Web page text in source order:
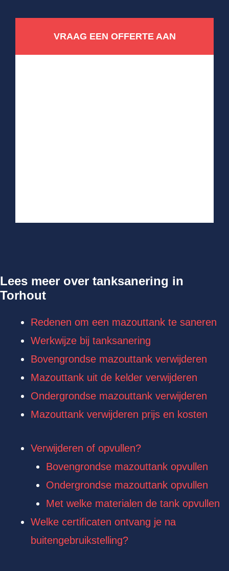
VRAAG EEN OFFERTE AAN
Lees meer over tanksanering in
Torhout
Redenen om een mazouttank te saneren
Werkwijze bij tanksanering
Bovengrondse mazouttank verwijderen
Mazouttank uit de kelder verwijderen
Ondergrondse mazouttank verwijderen
Mazouttank verwijderen prijs en kosten
Verwijderen of opvullen?
Bovengrondse mazouttank opvullen
Ondergrondse mazouttank opvullen
Met welke materialen de tank opvullen
Welke certificaten ontvang je na
buitengebruikstelling?